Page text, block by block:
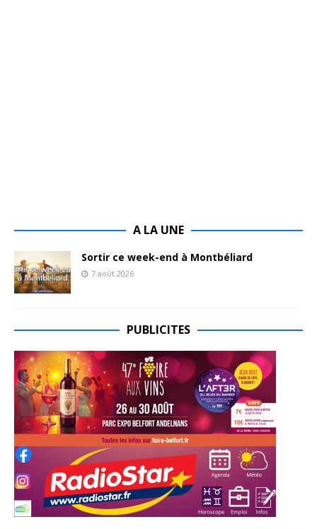
A LA UNE
Sortir ce week-end à Montbéliard
7 août 2026
PUBLICITES